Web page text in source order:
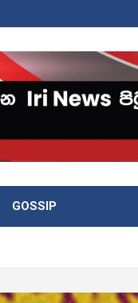
GOSSIP